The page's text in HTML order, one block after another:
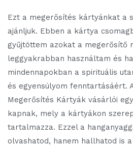
Ezt a megerősítés kártyánkat a
ajánljuk. Ebben a kártya
gyűjtöttem azokat a megerősítő
leggyakrabban használtam és
mindennapokban a spirituális
és egyensúlyom fenntartásáért.
Megerősítés Kártyák vásárlói
kapnak, mely a kártyákon
tartalmazza. Ezzel a
olvashatod, hanem hallhatod is